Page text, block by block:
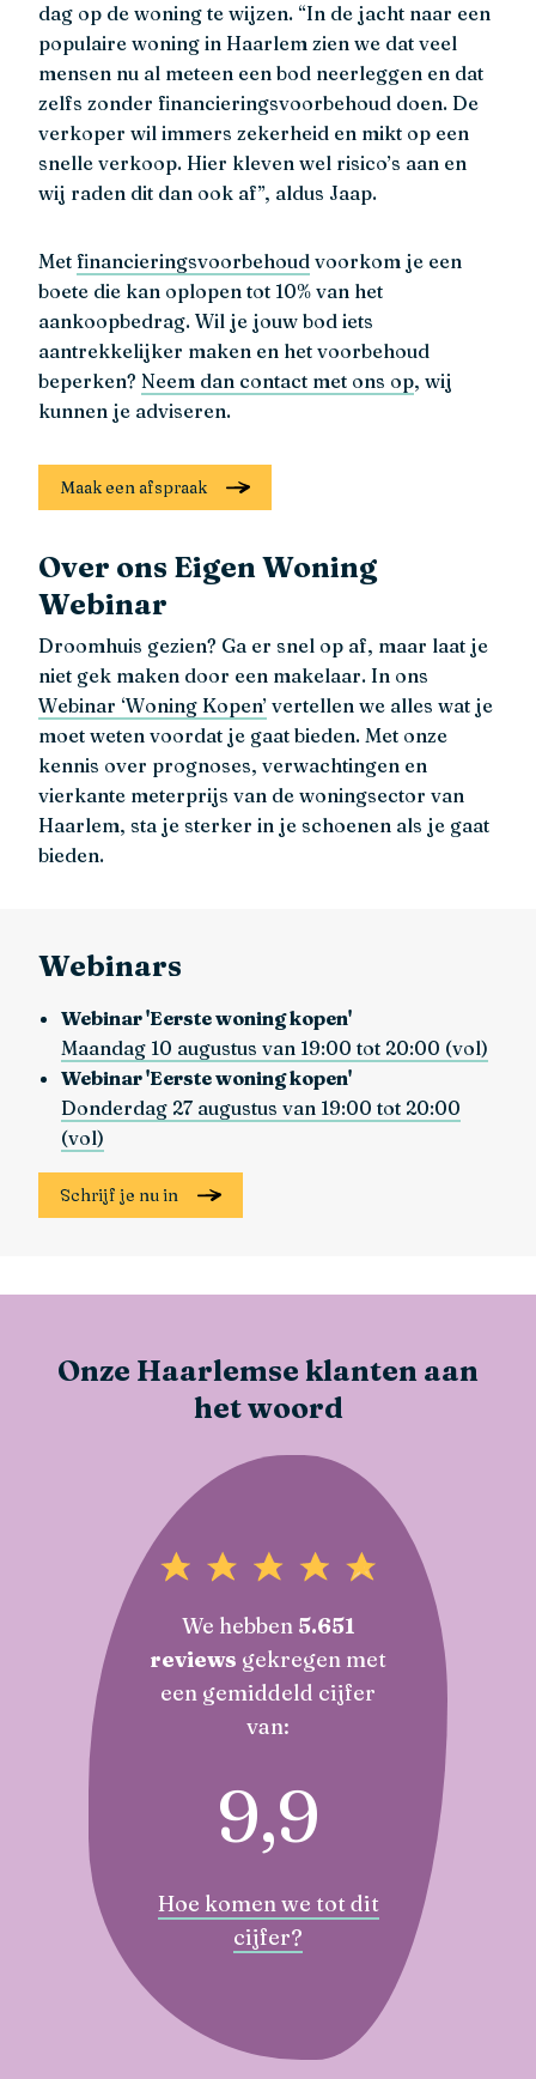
dag op de woning te wijzen. “In de jacht naar een
populaire woning in Haarlem zien we dat veel
mensen nu al meteen een bod neerleggen en dat
zelfs zonder financieringsvoorbehoud doen. De
verkoper wil immers zekerheid en mikt op een
snelle verkoop. Hier kleven wel risico’s aan en
wij raden dit dan ook af”, aldus Jaap.
Met financieringsvoorbehoud voorkom je een
boete die kan oplopen tot 10% van het
aankoopbedrag. Wil je jouw bod iets
aantrekkelijker maken en het voorbehoud
beperken? Neem dan contact met ons op, wij
kunnen je adviseren.
Maak een afspraak
Over ons Eigen Woning
Webinar
Droomhuis gezien? Ga er snel op af, maar laat je
niet gek maken door een makelaar. In ons
Webinar ‘Woning Kopen’ vertellen we alles wat je
moet weten voordat je gaat bieden. Met onze
kennis over prognoses, verwachtingen en
vierkante meterprijs van de woningsector van
Haarlem, sta je sterker in je schoenen als je gaat
bieden.
Webinars
Webinar 'Eerste woning kopen'
Maandag 10 augustus van 19:00 tot 20:00 (vol)
Webinar 'Eerste woning kopen'
Donderdag 27 augustus van 19:00 tot 20:00
(vol)
Schrijf je nu in
Onze Haarlemse klanten aan
het woord
We hebben 5.651
reviews gekregen met
een gemiddeld cijfer
van:
9,9
Hoe komen we tot dit
cijfer?